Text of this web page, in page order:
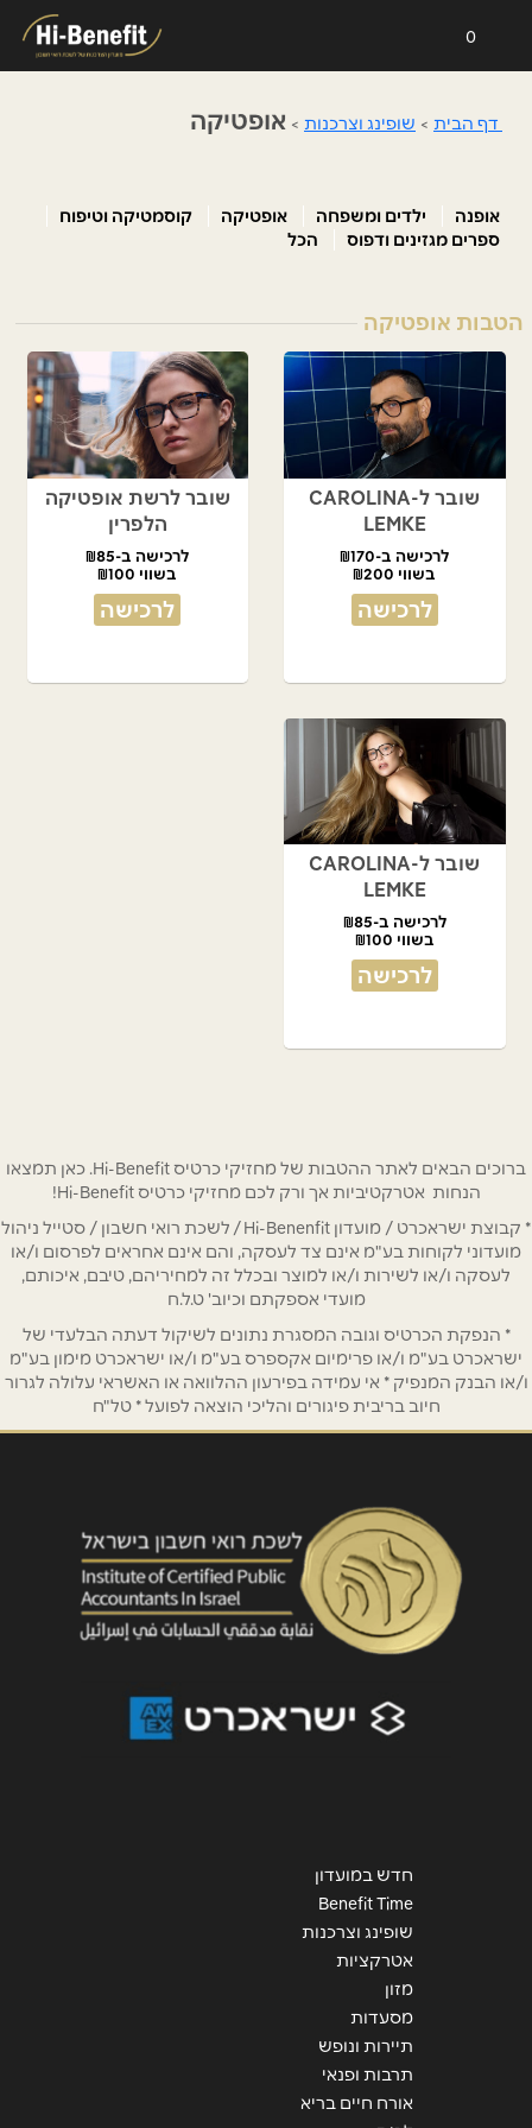
0
דף הבית > שופינג וצרכנות > אופטיקה
אופנה ילדים ומשפחה אופטיקה
קוסמטיקה וטיפוח
ספרים מגזינים ודפוס
הכל
הטבות אופטיקה
שובר ל-CAROLINA
LEMKE
לרכישה ב-₪170
בשווי ₪200
לרכישה
שובר לרשת אופטיקה
הלפרין
לרכישה ב-₪85
בשווי ₪100
לרכישה
שובר ל-CAROLINA
LEMKE
לרכישה ב-₪85
בשווי ₪100
לרכישה
ברוכים הבאים לאתר ההטבות של מחזיקי כרטיס Hi-Benefit. כאן תמצאו
הנחות אטרקטיביות אך ורק לכם מחזיקי כרטיס Hi-Benefit!
* קבוצת ישראכרט / מועדון Hi-Benenfit / לשכת רואי חשבון / סטייל ניהול
מועדוני לקוחות בע"מ אינם צד לעסקה, והם אינם אחראים לפרסום ו/או
לעסקה ו/או לשירות ו/או למוצר ובכלל זה למחיריהם, טיבם, איכותם,
מועדי אספקתם וכיוב' ט.ל.ח
* הנפקת הכרטיס וגובה המסגרת נתונים לשיקול דעתה הבלעדי של
ישראכרט בע"מ ו/או פרימיום אקספרס בע"מ ו/או ישראכרט מימון בע"מ
ו/או הבנק המנפיק * אי עמידה בפירעון ההלוואה או האשראי עלולה לגרור
חיוב בריבית פיגורים והליכי הוצאה לפועל * טל"ח
חדש במועדון
Benefit Time
שופינג וצרכנות
אטרקציות
מזון
מסעדות
תיירות ונופש
תרבות ופנאי
אורח חיים בריא